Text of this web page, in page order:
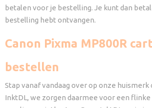
betalen voor je bestelling. Je kunt dan
bestelling hebt ontvangen.
Canon Pixma MP800R
bestellen
Stap vanaf vandaag over op onze huismerk
InktDL, we zorgen daarmee voor een